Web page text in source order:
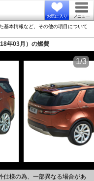
お気に入り メニュー
基本情報など、その他の項目について
年03月）の燃費
仕様の為、一部異なる場合があ
1/3